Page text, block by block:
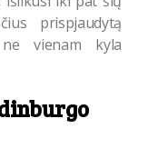
prispjaudytą
vienam kyla